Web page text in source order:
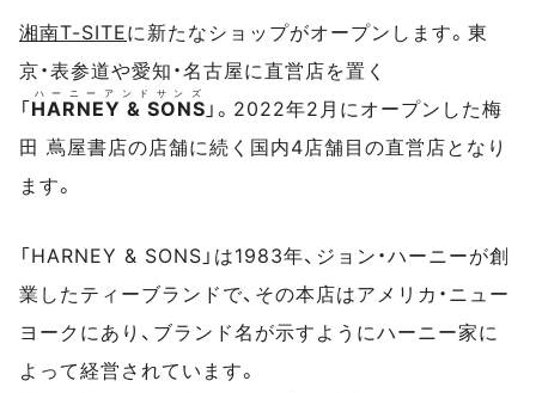
湘南T-SITEに新たなショップがオープンします。東
京・表参道や愛知・名古屋に直営店を置く
「HARNEY & SONS
ハーニーアンドサンズ
」。2022年2月にオープンした梅
田 蔦屋書店の店舗に続く国内4店舗目の直営店となり
ます。
「HARNEY & SONS」は1983年、ジョン・ハーニーが創
業したティーブランドで、その本店はアメリカ・ニュー
ヨークにあり、ブランド名が示すようにハーニー家に
よって経営されています。